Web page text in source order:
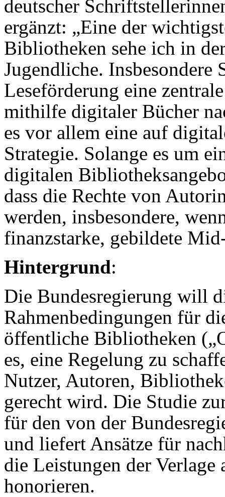
deutscher
ergänzt: „Eine der
Bibliotheken sehe ich in
Jugendliche.
Leseförderung eine
mithilfe digitaler Bücher
es vor allem eine auf
Strategie. Solange es um
digitalen
dass die Rechte von
werden, insbesondere,
finanzstarke, gebildete
Hintergrund:
Die Bundesregierung will
Rahmenbedingungen für
öffentliche Bibliotheken
es, eine Regelung zu
Nutzer, Autoren,
gerecht wird. Die Studie
für den von der
und liefert Ansätze für
die Leistungen der Verlage
honorieren.